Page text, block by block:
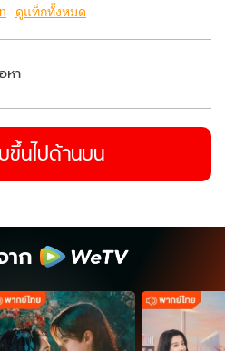
ดูแท็กทั้งหมด
หา
ขึ้นไปด้านบน
ก